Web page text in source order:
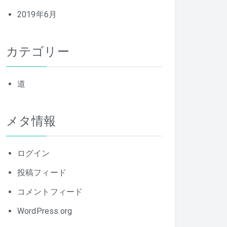
2019年6月
カテゴリー
道
メタ情報
ログイン
投稿フィード
コメントフィード
WordPress.org